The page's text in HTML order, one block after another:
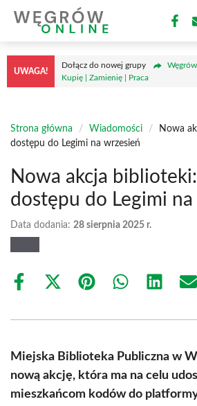
treści
UWAGA!
Dołącz do nowej grupy
Węgrów
Kupię | Zamienię | Praca
Strona główna / Wiadomości /
Nowa
dostępu do Legimi na wrzesień
Nowa akcja
dostępu do Legimi na
Data dodania: 28 sierpnia 2025 r.
Share
Share
(Twitter)
Share Share Share
Miejska Biblioteka Publiczna w
nową akcję, która ma na celu
mieszkańcom kodów do